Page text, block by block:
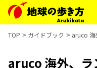
TOP ガイドブック aruco 海
aruco 海外、ラ